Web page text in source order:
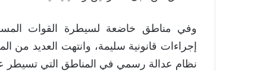
وفي مناطق خاضعة لسيطرة القوات
إجراءات قانونية سليمة، وانتهت العديد من
نظام عدالة رسمي في المناطق التي تسيطر